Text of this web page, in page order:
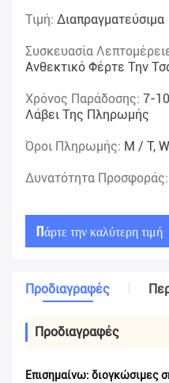
Τιμή: Διαπραγματεύσιμα
Συσκευασία
Ανθεκτικό Φέρτε Την
Χρόνος Παράδοσης: 7-
Λάβει Της Πληρωμής
Όροι Πληρωμής: Μ / Τ,
Δυνατότητα Προσφοράς:
Πάρτε την καλύτερη τιμή
Προδιαγραφές
Προδιαγραφές
Επισημαίνω: διογκώσιμες